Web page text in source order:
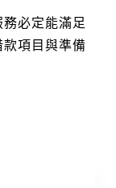
必定能滿足
項目與準備